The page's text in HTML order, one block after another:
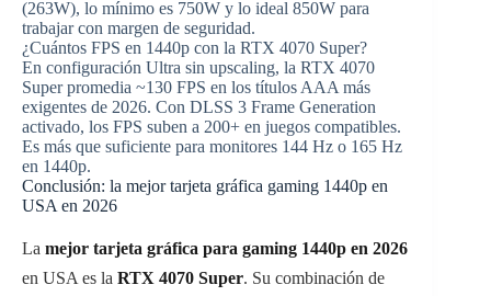
(263W), lo mínimo es 750W y lo ideal 850W para
trabajar con margen de seguridad.
¿Cuántos FPS en 1440p con la RTX 4070 Super?
En configuración Ultra sin upscaling, la RTX 4070
Super promedia ~130 FPS en los títulos AAA más
exigentes de 2026. Con DLSS 3 Frame Generation
activado, los FPS suben a 200+ en juegos compatibles.
Es más que suficiente para monitores 144 Hz o 165 Hz
en 1440p.
Conclusión: la mejor tarjeta gráfica gaming 1440p en
USA en 2026
La mejor tarjeta gráfica para gaming 1440p en 2026
en USA es la RTX 4070 Super. Su combinación de